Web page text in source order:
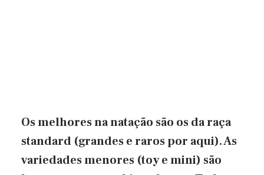
Os melhores na natação são os da raça
standard (grandes e raros por aqui). As
variedades menores (toy e mini) são